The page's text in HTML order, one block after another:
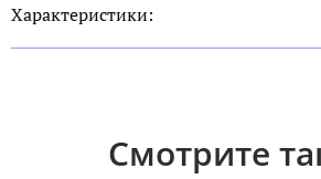
Характеристики:
Смотрите